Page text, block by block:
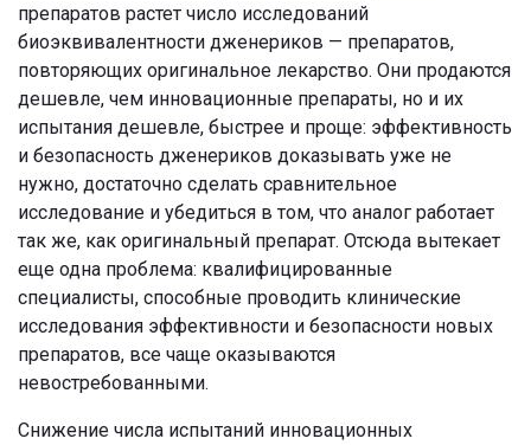
препаратов растет число исследований
биоэквивалентности дженериков — препаратов,
повторяющих оригинальное лекарство. Они продаются
дешевле, чем инновационные препараты, но и их
испытания дешевле, быстрее и проще: эффективность
и безопасность дженериков доказывать уже не
нужно, достаточно сделать сравнительное
исследование и убедиться в том, что аналог работает
так же, как оригинальный препарат. Отсюда вытекает
еще одна проблема: квалифицированные
специалисты, способные проводить клинические
исследования эффективности и безопасности новых
препаратов, все чаще оказываются
невостребованными.
Снижение числа испытаний инновационных